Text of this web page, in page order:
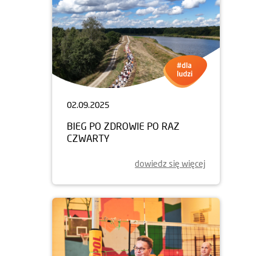
02.09.2025
BIEG PO ZDROWIE PO RAZ
CZWARTY
dowiedz się więcej